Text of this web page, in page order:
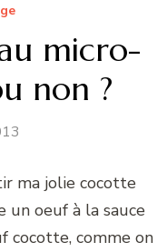
micro-
non ?
ma jolie cocotte
un oeuf à la sauce
cocotte, comme on